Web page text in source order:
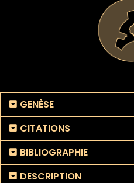
GENÈSE
CITATIONS
BIBLIOGRAPHIE
DESCRIPTION